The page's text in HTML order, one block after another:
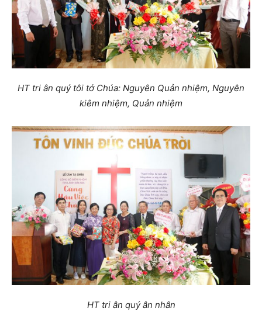
HT tri ân quý tôi tớ Chúa: Nguyên Quản nhiệm, Nguyên
kiêm nhiệm, Quản nhiệm
HT tri ân quý ân nhân